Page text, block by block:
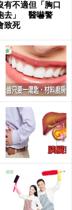
有不適但「胸口
去」 醫嚇警
致死